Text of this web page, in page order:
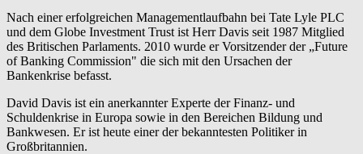
Nach einer erfolgreichen Managementlaufbahn bei Tate Lyle PLC
und dem Globe Investment Trust ist Herr Davis seit 1987 Mitglied
des Britischen Parlaments. 2010 wurde er Vorsitzender der „Future
of Banking Commission" die sich mit den Ursachen der
Bankenkrise befasst.
David Davis ist ein anerkannter Experte der Finanz- und
Schuldenkrise in Europa sowie in den Bereichen Bildung und
Bankwesen. Er ist heute einer der bekanntesten Politiker in
Großbritannien.